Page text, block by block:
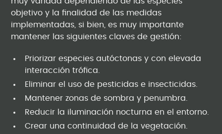
objetivo y la finalidad de las medidas
implementadas, si bien, es muy importante
mantener las siguientes claves de gestión:
Priorizar especies autóctonas y con elevada
interacción trófica.
Eliminar el uso de pesticidas e insecticidas.
Mantener zonas de sombra y penumbra.
Reducir la iluminación nocturna en el entorno.
Crear una continuidad de la vegetación.